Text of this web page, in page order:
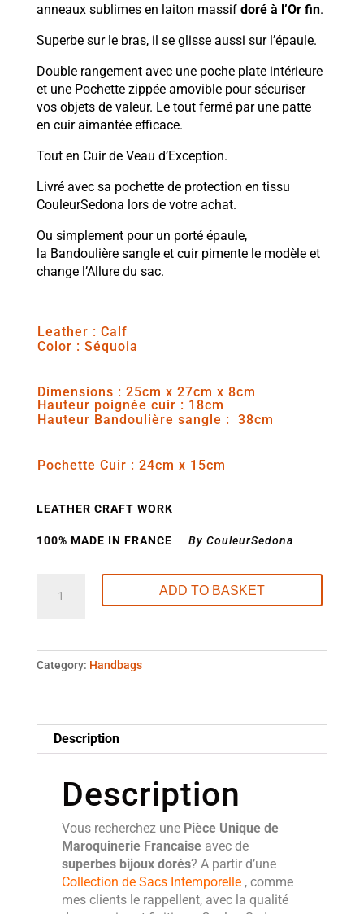
anneaux sublimes en laiton massif doré à l’Or fin.
Superbe sur le bras, il se glisse aussi sur l’épaule.
Double rangement avec une poche plate intérieure
et une Pochette zippée amovible pour sécuriser
vos objets de valeur. Le tout fermé par une patte
en cuir aimantée efficace.
Tout en Cuir de Veau d’Exception.
Livré avec sa pochette de protection en tissu
CouleurSedona lors de votre achat.
Ou simplement pour un porté épaule,
la Bandoulière sangle et cuir pimente le modèle et
change l’Allure du sac.
Leather : Calf
Color : Séquoia
Dimensions : 25cm x 27cm x 8cm
Hauteur poignée cuir : 18cm
Hauteur Bandoulière sangle : 38cm
Pochette Cuir : 24cm x 15cm
LEATHER CRAFT WORK
100% MADE IN FRANCE By CouleurSedona
Leather
In
France
Séquoïa
quantity
ADD TO BASKET
Category: Handbags
Description
Description
Vous recherchez une Pièce Unique de
Maroquinerie Francaise avec de
superbes bijoux dorés? A partir d’une
Collection de Sacs Intemporelle , comme
mes clients le rappellent, avec la qualité